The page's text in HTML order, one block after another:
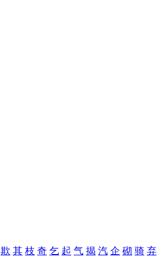
欺 其 枝 奇 乞 起 气 揭 汽 企 砌 骑 弃